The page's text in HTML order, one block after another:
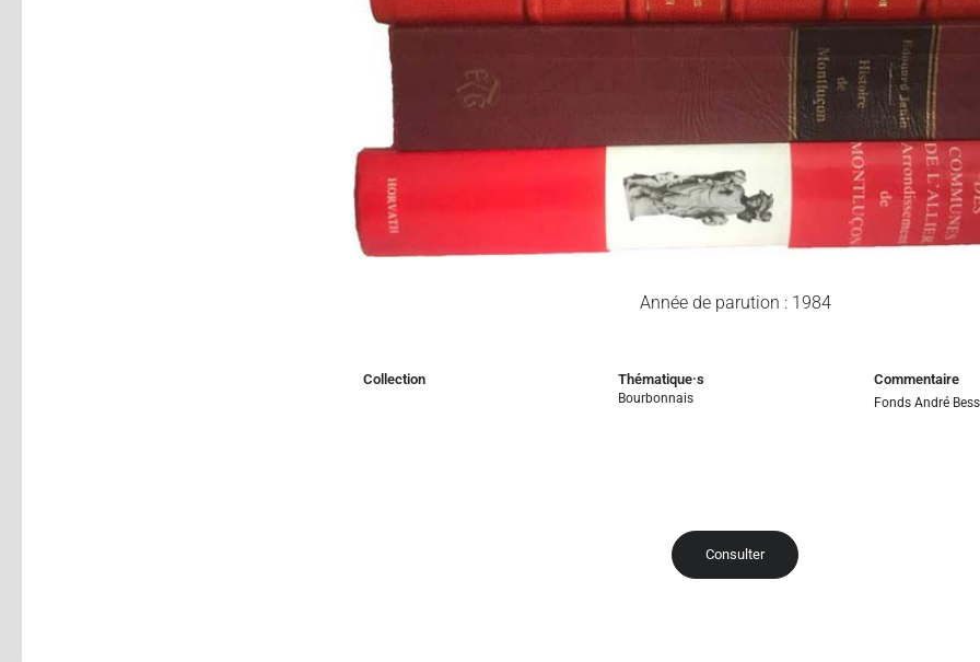
Année de parution : 1984
Collection Thématique·s
Bourbonnais
Commentaire
Fonds André
Consulter